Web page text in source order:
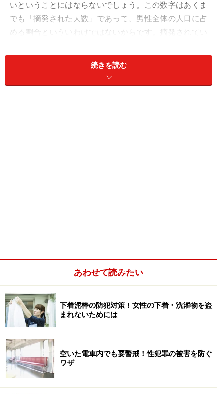
いということにはならないでしょう。この数字はあくま
でも「摘発された人数」であって、男性全体の人口に占
める割合といういわけではないからです。摘発されてい
ば、まず電車に乗っている男性乗客全部の数と年代を明
年代に痴漢が一番多いのか、ということはいえないわけ
たとえば、20代の男性が30人乗車していて、うち1人が
痴漢として捕まって、30代男性が60人乗車していて2人
痴漢として捕まれば、数としては30代が2人ということ
になるけれども、痴漢の存在はそれぞれの年代とも30人
人数がわからなければ、また捕まらない痴漢の数は誰に
もわからないということです。30代の男性に本当に痴漢
が多いのかどうか、実際のところ、どうなのでしょう
か？ ただ、これまでに摘発された男性に30代が多いと
続きを読む
あわせて読みたい
下着泥棒の防犯対策！女性の下着・洗濯物を盗
まれないためには
空いた電車内でも要警戒！性犯罪の被害を防ぐ
ワザ